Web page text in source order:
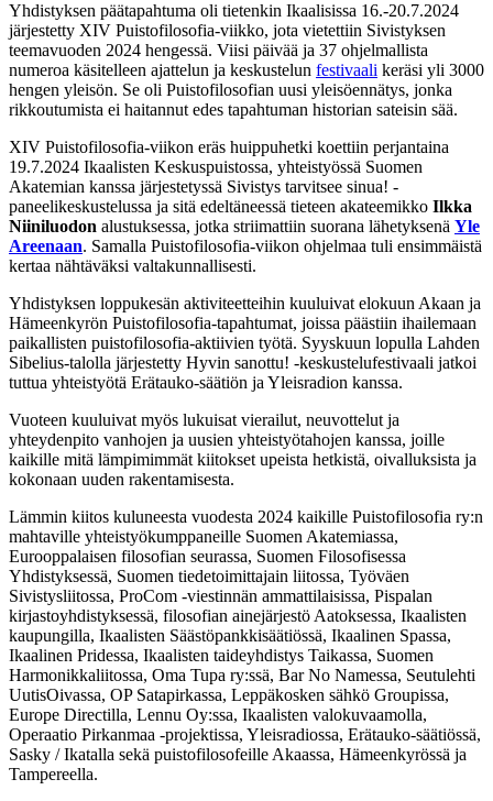
Yhdistyksen päätapahtuma oli tietenkin Ikaalisissa 16.-20.7.2024
järjestetty XIV Puistofilosofia-viikko, jota vietettiin Sivistyksen
teemavuoden 2024 hengessä. Viisi päivää ja 37 ohjelmallista
numeroa käsitelleen ajattelun ja keskustelun festivaali keräsi yli 3000
hengen yleisön. Se oli Puistofilosofian uusi yleisöennätys, jonka
rikkoutumista ei haitannut edes tapahtuman historian sateisin sää.
XIV Puistofilosofia-viikon eräs huippuhetki koettiin perjantaina
19.7.2024 Ikaalisten Keskuspuistossa, yhteistyössä Suomen
Akatemian kanssa järjestetyssä Sivistys tarvitsee sinua! -
paneelikeskustelussa ja sitä edeltäneessä tieteen akateemikko Ilkka
Niiniluodon alustuksessa, jotka striimattiin suorana lähetyksenä Yle
Areenaan. Samalla Puistofilosofia-viikon ohjelmaa tuli ensimmäistä
kertaa nähtäväksi valtakunnallisesti.
Yhdistyksen loppukesän aktiviteetteihin kuuluivat elokuun Akaan ja
Hämeenkyrön Puistofilosofia-tapahtumat, joissa päästiin ihailemaan
paikallisten puistofilosofia-aktiivien työtä. Syyskuun lopulla Lahden
Sibelius-talolla järjestetty Hyvin sanottu! -keskustelufestivaali jatkoi
tuttua yhteistyötä Erätauko-säätiön ja Yleisradion kanssa.
Vuoteen kuuluivat myös lukuisat vierailut, neuvottelut ja
yhteydenpito vanhojen ja uusien yhteistyötahojen kanssa, joille
kaikille mitä lämpimimmät kiitokset upeista hetkistä, oivalluksista ja
kokonaan uuden rakentamisesta.
Lämmin kiitos kuluneesta vuodesta 2024 kaikille Puistofilosofia ry:n
mahtaville yhteistyökumppaneille Suomen Akatemiassa,
Eurooppalaisen filosofian seurassa, Suomen Filosofisessa
Yhdistyksessä, Suomen tiedetoimittajain liitossa, Työväen
Sivistysliitossa, ProCom -viestinnän ammattilaisissa, Pispalan
kirjastoyhdistyksessä, filosofian ainejärjestö Aatoksessa, Ikaalisten
kaupungilla, Ikaalisten Säästöpankkisäätiössä, Ikaalinen Spassa,
Ikaalinen Pridessa, Ikaalisten taideyhdistys Taikassa, Suomen
Harmonikkaliitossa, Oma Tupa ry:ssä, Bar No Namessa, Seutulehti
UutisOivassa, OP Satapirkassa, Leppäkosken sähkö Groupissa,
Europe Directilla, Lennu Oy:ssa, Ikaalisten valokuvaamolla,
Operaatio Pirkanmaa -projektissa, Yleisradiossa, Erätauko-säätiössä,
Sasky / Ikatalla sekä puistofilosofeille Akaassa, Hämeenkyrössä ja
Tampereella.